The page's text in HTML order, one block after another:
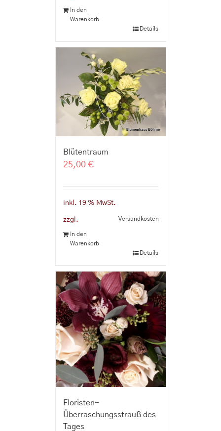
In den
Warenkorb
Details
Blütentraum
25,00 €
inkl. 19 % MwSt.
zzgl. Versandkosten
In den
Warenkorb
Details
Floristen-
Überraschungsstrauß des
Tages